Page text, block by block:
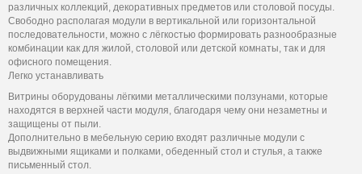
различных коллекций, декоративных предметов или столовой посуды.
Свободно располагая модули в вертикальной или горизонтальной
последовательности, можно с лёгкостью формировать разнообразные
комбинации как для жилой, столовой или детской комнаты, так и для
офисного помещения.
Легко устанавливать
Витрины оборудованы лёгкими металлическими ползунами, которые
находятся в верхней части модуля, благодаря чему они незаметны и
защищены от пыли.
Дополнительно в мебельную серию входят различные модули с
выдвижными ящиками и полками, обеденный стол и стулья, а также
письменный стол.